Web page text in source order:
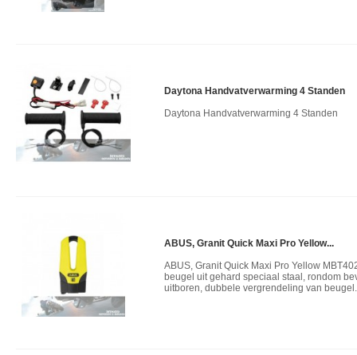
Daytona Handvatverwarming 4 Standen
Daytona Handvatverwarming 4 Standen
ABUS, Granit Quick Maxi Pro Yellow...
ABUS, Granit Quick Maxi Pro Yellow
beugel uit gehard speciaal staal, rondom
uitboren, dubbele vergrendeling van beugel.